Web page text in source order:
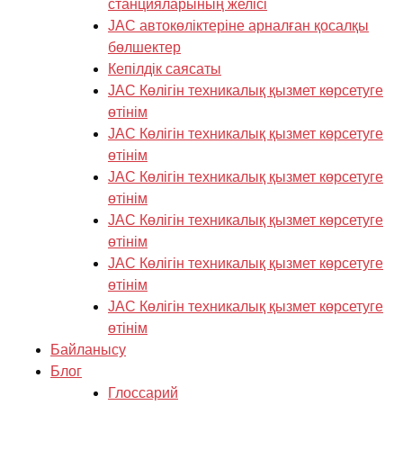
станцияларының желісі
JAC автокөліктеріне арналған қосалқы
бөлшектер
Кепілдік саясаты
JAC Көлігін техникалық қызмет көрсетуге
өтінім
JAC Көлігін техникалық қызмет көрсетуге
өтінім
JAC Көлігін техникалық қызмет көрсетуге
өтінім
JAC Көлігін техникалық қызмет көрсетуге
өтінім
JAC Көлігін техникалық қызмет көрсетуге
өтінім
JAC Көлігін техникалық қызмет көрсетуге
өтінім
Байланысу
Блог
Глоссарий